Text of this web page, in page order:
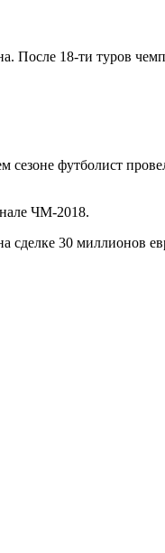
После 18-ти туров
футболист
ЧМ-2018.
сделке 30 миллионов